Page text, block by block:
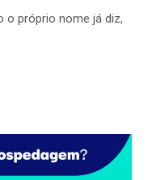
o próprio nome já diz,